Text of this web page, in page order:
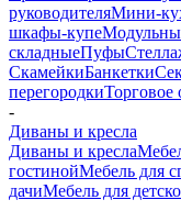
руководителяМини-
шкафы-купе
складныеПуфы
СкамейкиБанкетки
перегородкиТорговое
-
Диваны и кресла
Диваны и кресла
гостинойМебель для
дачиМебель для